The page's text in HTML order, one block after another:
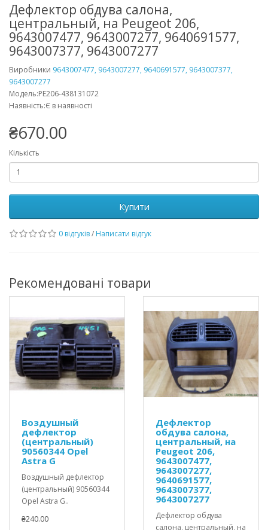
Дефлектор обдува салона,
центральный, на Peugeot 206,
9643007477, 9643007277, 9640691577,
9643007377, 9643007277
Виробники 9643007477, 9643007277, 9640691577, 9643007377,
9643007277
Модель:PE206-438131072
Наявність:Є в наявності
₴670.00
Кількість
Купити
0 відгуків/ Написати відгук
Рекомендовані товари
Воздушный
дефлектор
(центральный)
90560344 Opel
Astra G
Воздушный дефлектор
(центральный) 90560344
Opel Astra G..
₴240.00
Дефлектор
обдува салона,
центральный, на
Peugeot 206,
9643007477,
9643007277,
9640691577,
9643007377,
9643007277
Дефлектор обдува
салона, центральный, на